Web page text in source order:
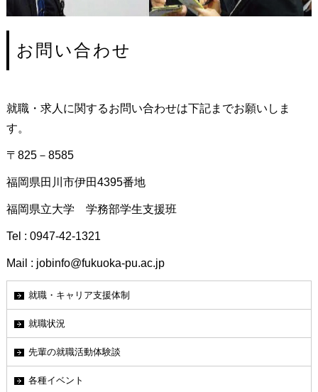
就職・キャリア支援体制
就職状況
先輩の就職活動体験談
各種イベント
お問い合わせ
就職・求人に関するお問い合わせは下記までお願いしま
す。
〒825－8585
福岡県田川市伊田4395番地
福岡県立大学 学務部学生支援班
Tel : 0947-42-1321
Mail : jobinfo@fukuoka-pu.ac.jp